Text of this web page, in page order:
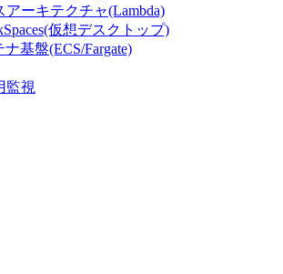
アーキテクチャ(Lambda)
仮想デスクトップ)
基盤(ECS/Fargate)
監視